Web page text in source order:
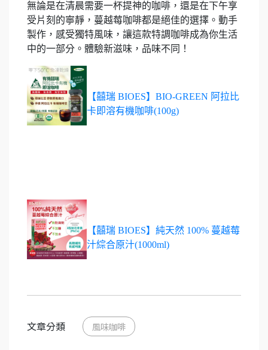
無論是在清晨需要一杯提神的咖啡，還是在下午享
受片刻的寧靜，蔓越莓咖啡都是絕佳的選擇。動手
製作，感受獨特風味，讓這款特調咖啡成為你生活
中的一部分。體驗新滋味，品味不同！
【囍瑞 BIOES】BIO-GREEN 阿拉比
卡即溶有機咖啡(100g)
【囍瑞 BIOES】純天然 100% 蔓越莓
汁綜合原汁(1000ml)
文章分類 風味咖啡